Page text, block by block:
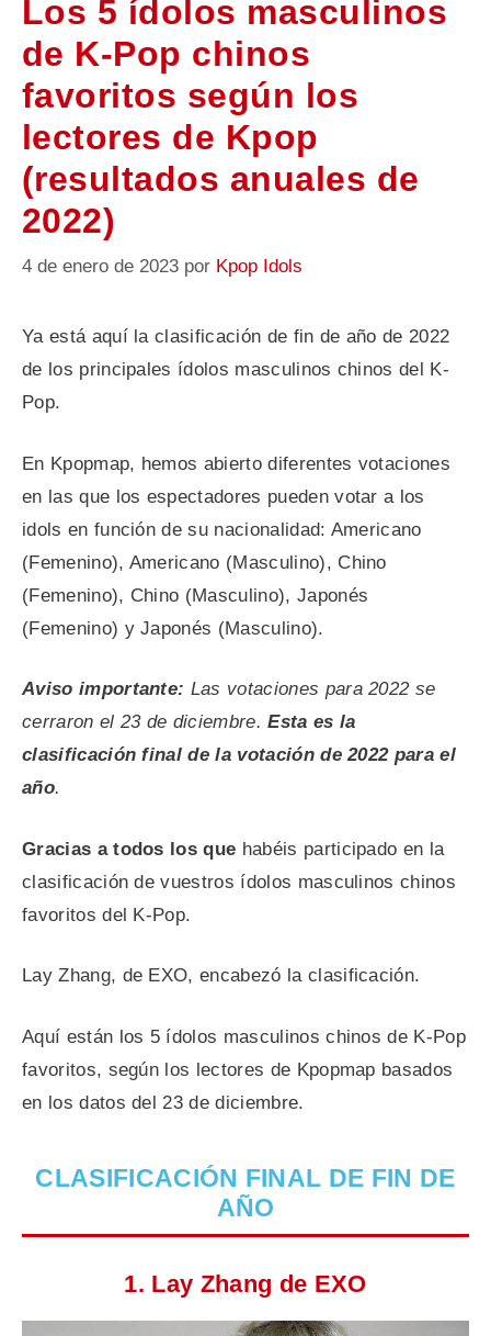
Los 5 ídolos masculinos
de K-Pop chinos
favoritos según los
lectores de Kpop
(resultados anuales de
2022)
4 de enero de 2023 por Kpop Idols
Ya está aquí la clasificación de fin de año de 2022
de los principales ídolos masculinos chinos del K-
Pop.
En Kpopmap, hemos abierto diferentes votaciones
en las que los espectadores pueden votar a los
idols en función de su nacionalidad: Americano
(Femenino), Americano (Masculino), Chino
(Femenino), Chino (Masculino), Japonés
(Femenino) y Japonés (Masculino).
Aviso importante: Las votaciones para 2022 se
cerraron el 23 de diciembre.Esta es la
clasificación final de la votación de 2022 para el
año.
Gracias a todos los que habéis participado en la
clasificación de vuestros ídolos masculinos chinos
favoritos del K-Pop.
Lay Zhang, de EXO, encabezó la clasificación.
Aquí están los 5 ídolos masculinos chinos de K-Pop
favoritos, según los lectores de Kpopmap basados
en los datos del 23 de diciembre.
CLASIFICACIÓN FINAL DE FIN DE
AÑO
1. Lay Zhang de EXO